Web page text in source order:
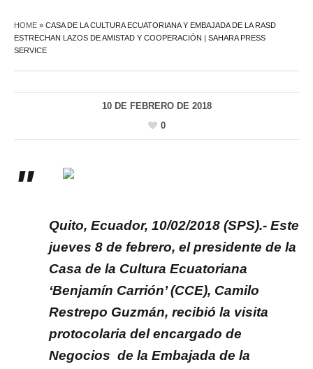
HOME » CASA DE LA CULTURA ECUATORIANA Y EMBAJADA DE LA RASD
ESTRECHAN LAZOS DE AMISTAD Y COOPERACIÓN | SAHARA PRESS
SERVICE
10 DE FEBRERO DE 2018
0
Quito, Ecuador, 10/02/2018 (SPS).- Este
jueves 8 de febrero, el presidente de la
Casa de la Cultura Ecuatoriana
‘Benjamín Carrión’ (CCE), Camilo
Restrepo Guzmán, recibió la visita
protocolaria del encargado de
Negocios de la Embajada de la